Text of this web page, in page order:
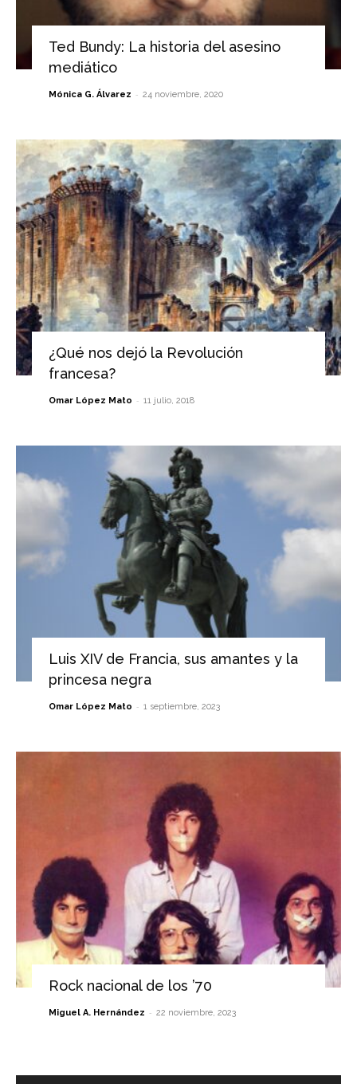
Ted Bundy: La historia del asesino
mediático
Mónica G. Álvarez - 24 noviembre, 2020
¿Qué nos dejó la Revolución
francesa?
Omar López Mato - 11 julio, 2018
Luis XIV de Francia, sus amantes y la
princesa negra
Omar López Mato - 1 septiembre, 2023
Rock nacional de los ’70
Miguel A. Hernández - 22 noviembre, 2023